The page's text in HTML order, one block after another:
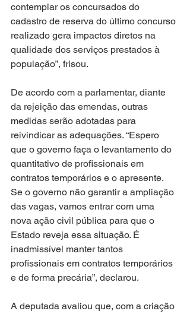
contemplar os concursados do
cadastro de reserva do último concurso
realizado gera impactos diretos na
qualidade dos serviços prestados à
população”, frisou.
De acordo com a parlamentar, diante
da rejeição das emendas, outras
medidas serão adotadas para
reivindicar as adequações. “Espero
que o governo faça o levantamento do
quantitativo de profissionais em
contratos temporários e o apresente.
Se o governo não garantir a ampliação
das vagas, vamos entrar com uma
nova ação civil pública para que o
Estado reveja essa situação. É
inadmissível manter tantos
profissionais em contratos temporários
e de forma precária”, declarou.
A deputada avaliou que, com a criação